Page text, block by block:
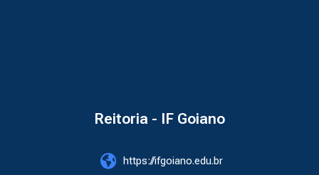
Reitoria - IF Goiano
https://ifgoiano.edu.br